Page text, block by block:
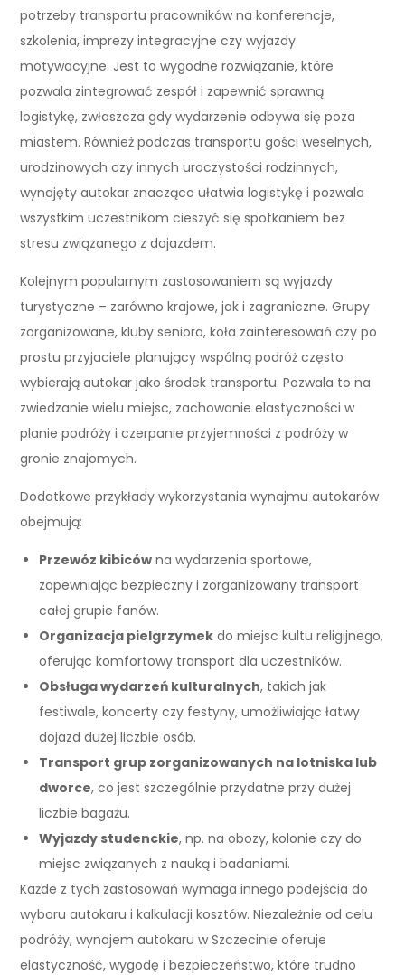
potrzeby transportu pracowników na konferencje,
szkolenia, imprezy integracyjne czy wyjazdy
motywacyjne. Jest to wygodne rozwiązanie, które
pozwala zintegrować zespół i zapewnić sprawną
logistykę, zwłaszcza gdy wydarzenie odbywa się poza
miastem. Również podczas transportu gości weselnych,
urodzinowych czy innych uroczystości rodzinnych,
wynajęty autokar znacząco ułatwia logistykę i pozwala
wszystkim uczestnikom cieszyć się spotkaniem bez
stresu związanego z dojazdem.
Kolejnym popularnym zastosowaniem są wyjazdy
turystyczne – zarówno krajowe, jak i zagraniczne. Grupy
zorganizowane, kluby seniora, koła zainteresowań czy po
prostu przyjaciele planujący wspólną podróż często
wybierają autokar jako środek transportu. Pozwala to na
zwiedzanie wielu miejsc, zachowanie elastyczności w
planie podróży i czerpanie przyjemności z podróży w
gronie znajomych.
Dodatkowe przykłady wykorzystania wynajmu autokarów
obejmują:
Przewóz kibiców na wydarzenia sportowe,
zapewniając bezpieczny i zorganizowany transport
całej grupie fanów.
Organizacja pielgrzymek do miejsc kultu religijnego,
oferując komfortowy transport dla uczestników.
Obsługa wydarzeń kulturalnych, takich jak
festiwale, koncerty czy festyny, umożliwiając łatwy
dojazd dużej liczbie osób.
Transport grup zorganizowanych na lotniska lub
dworce, co jest szczególnie przydatne przy dużej
liczbie bagażu.
Wyjazdy studenckie, np. na obozy, kolonie czy do
miejsc związanych z nauką i badaniami.
Każde z tych zastosowań wymaga innego podejścia do
wyboru autokaru i kalkulacji kosztów. Niezależnie od celu
podróży, wynajem autokaru w Szczecinie oferuje
elastyczność, wygodę i bezpieczeństwo, które trudno